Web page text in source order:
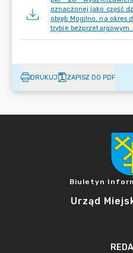
oznaczonej jako część
obręb Mogilno, na okres
trybie bezprzetargowym
DRUKUJ ZAPISZ DO PDF
Biuletyn
Urząd